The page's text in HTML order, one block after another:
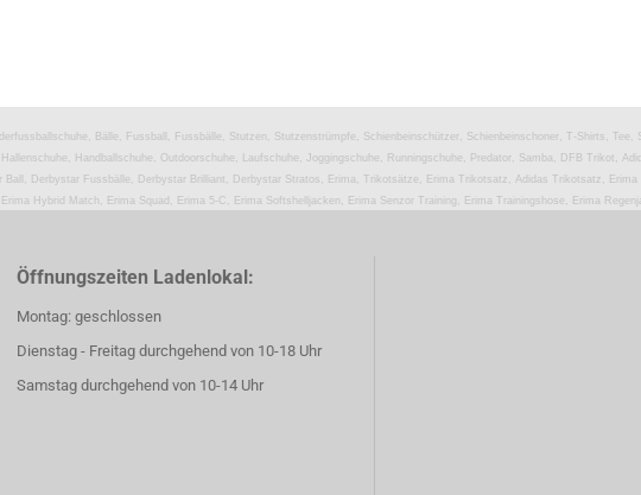
Bälle, Fussball, Fussbälle, Stutzen, Stutzenstrümpfe, Schienbeinschützer, Schienbeinschoner, T-Shirts,
Handballschuhe, Outdoorschuhe, Laufschuhe, Joggingschuhe, Runningschuhe, Predator, Samba, DFB Trikot,
Derbystar Fussbälle, Derbystar Brilliant, Derbystar Stratos, Erima, Trikotsätze, Erima Trikotsatz, Adidas Trikotsatz,
Hybrid Match, Erima Squad, Erima 5-C, Erima Softshelljacken, Erima Senzor Training, Erima Trainingshose, Erima
Öffnungszeiten Ladenlokal:
Montag: geschlossen
Dienstag - Freitag durchgehend von 10-18 Uhr
Samstag durchgehend von 10-14 Uhr